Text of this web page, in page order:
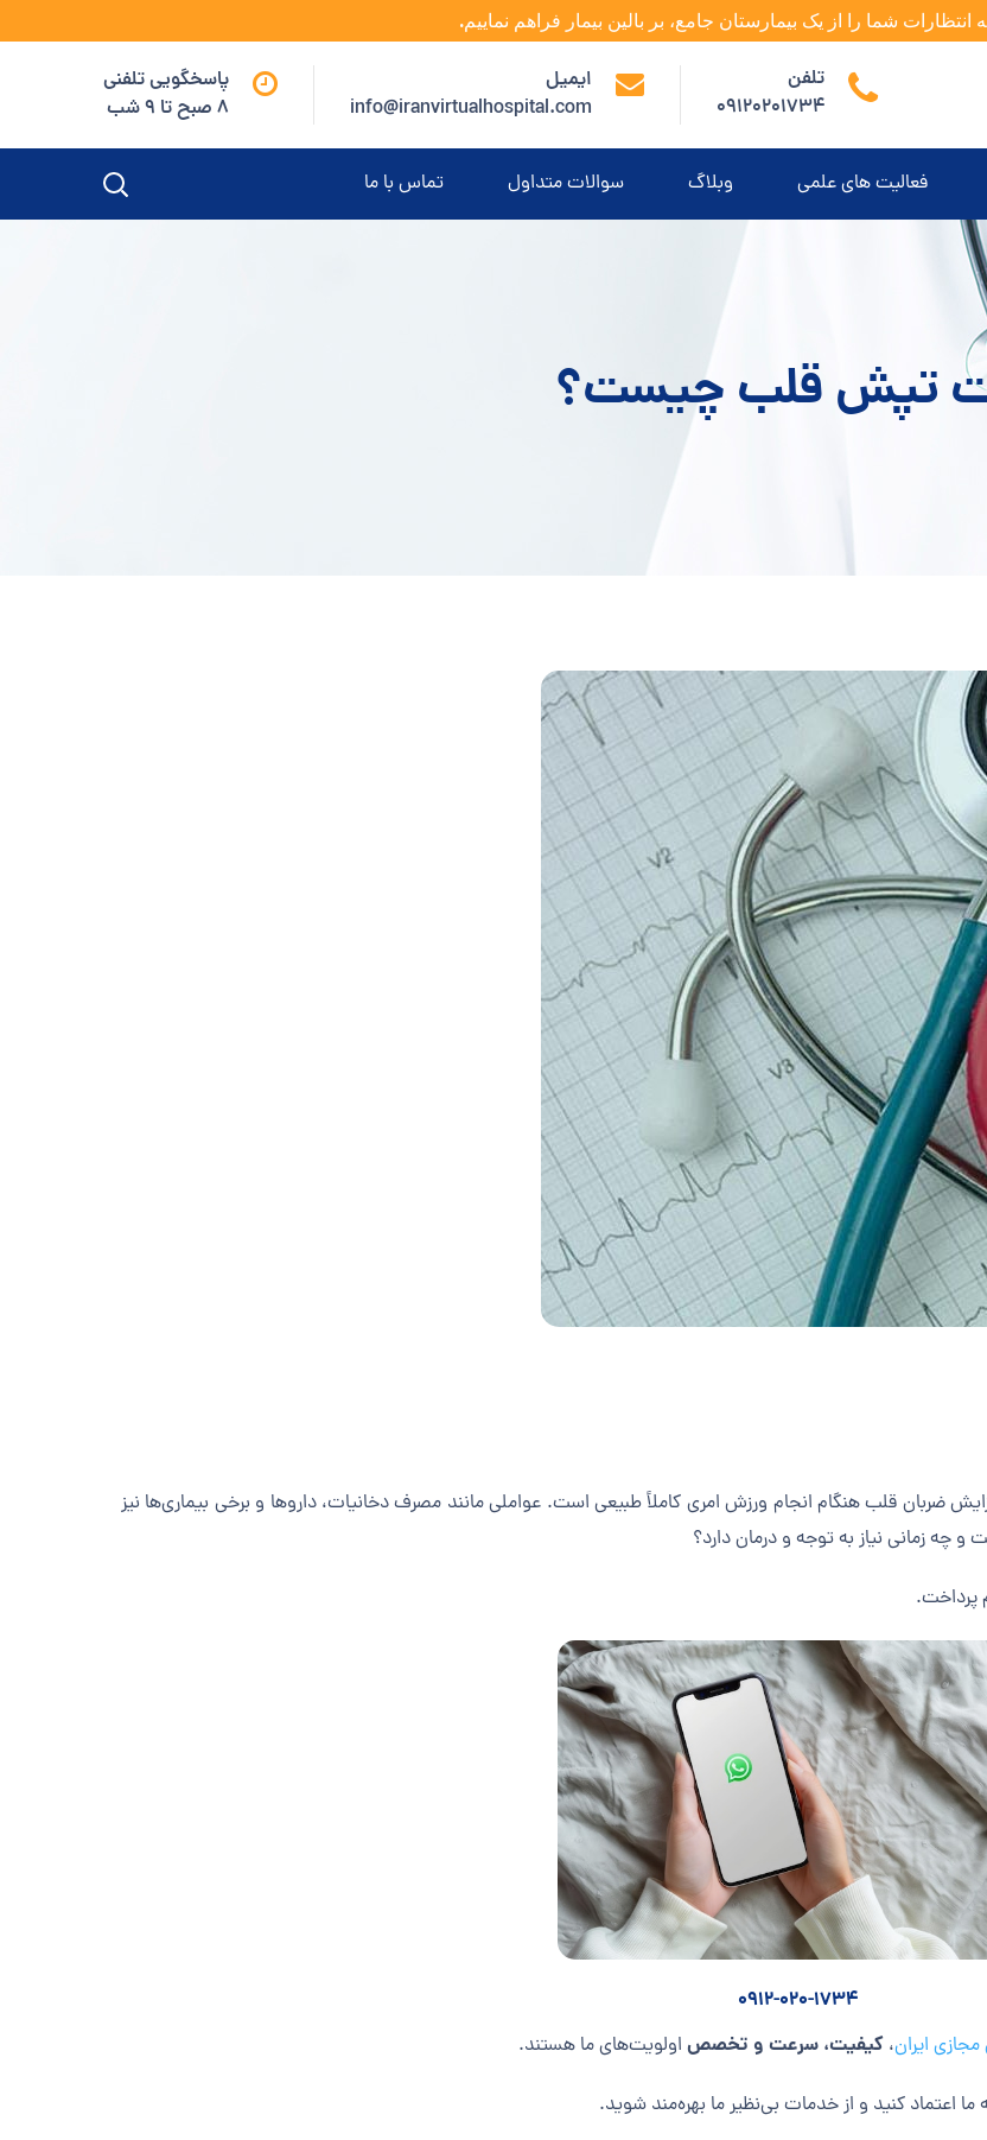
انتظارات شما را از یک بیمارستان جامع، بر بالین بیمار فراهم نماییم.
تلفن
09120201734
ایمیل
info@iranvirtualhospital.com
پاسخگویی تلفنی
8 صبح تا 9 شب
فعالیت های علمی وبلاگ سوالات متداول تماس با ما
تپش قلب چیست؟
ضربان قلب هنگام انجام ورزش امری کاملاً طبیعی است. عواملی مانند مصرف دخانیات، داروها و برخی بیماری‌ها نیز
چه زمانی نیاز به توجه و درمان دارد؟
پرداخت.
0912-020-1734
مجازی ایران، کیفیت، سرعت و تخصص اولویت‌های ما هستند.
ما اعتماد کنید و از خدمات بی‌نظیر ما بهره‌مند شوید.